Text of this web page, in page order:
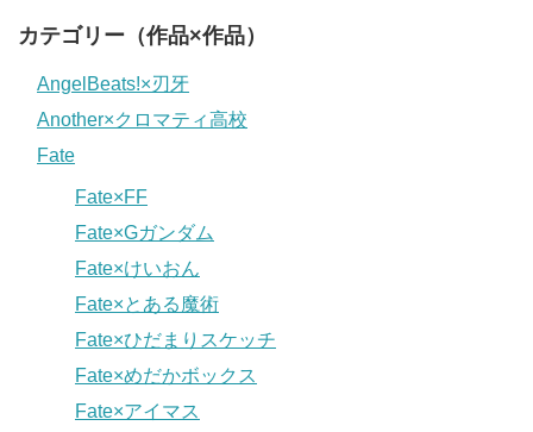
カテゴリー（作品×作品）
AngelBeats!×刃牙
Another×クロマティ高校
Fate
Fate×FF
Fate×Gガンダム
Fate×けいおん
Fate×とある魔術
Fate×ひだまりスケッチ
Fate×めだかボックス
Fate×アイマス